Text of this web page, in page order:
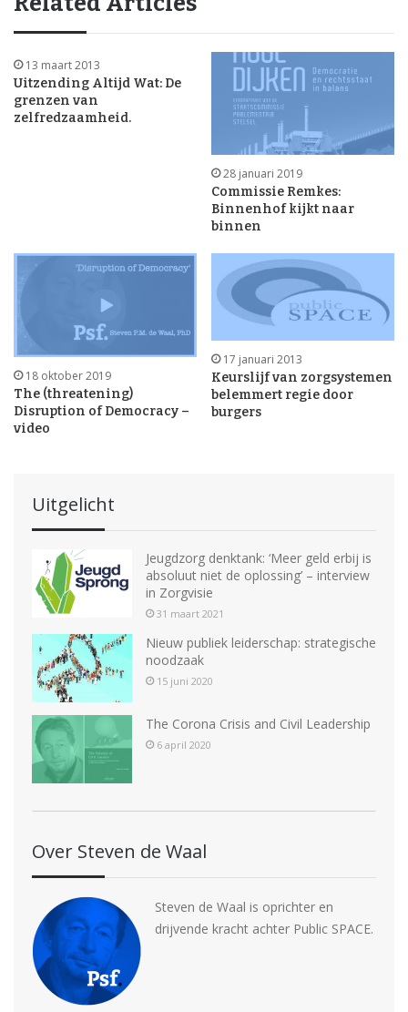
13 maart 2013
Uitzending Altijd Wat: De
grenzen van
zelfredzaamheid.
28 januari 2019
Commissie Remkes:
Binnenhof kijkt naar
binnen
18 oktober 2019
The (threatening)
Disruption of Democracy –
video
17 januari 2013
Keurslijf van zorgsystemen
belemmert regie door
burgers
Uitgelicht
Jeugdzorg denktank: ‘Meer geld erbij is
absoluut niet de oplossing’ – interview
in Zorgvisie
31 maart 2021
Nieuw publiek leiderschap: strategische
noodzaak
15 juni 2020
The Corona Crisis and Civil Leadership
6 april 2020
Over Steven de Waal
Steven de Waal is oprichter en
drijvende kracht achter Public SPACE.